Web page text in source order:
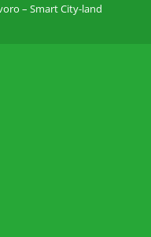
– Smart City-land